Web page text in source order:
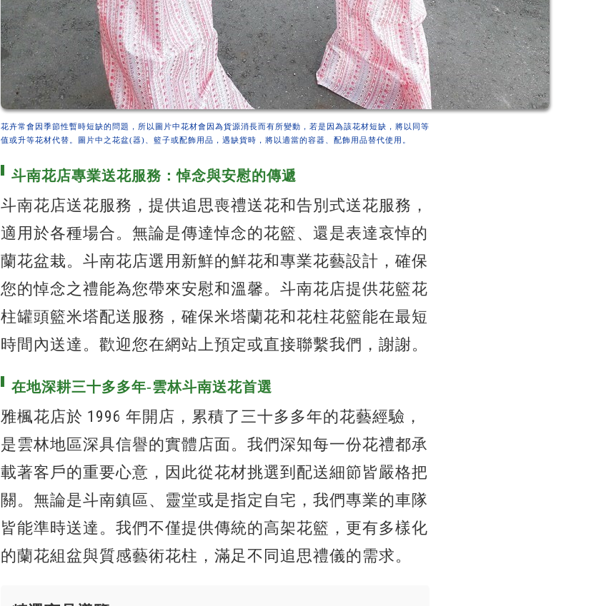
花卉常會因季節性暫時短缺的問題，所以圖片中花材會因為貨源消長而有所變動，若是因為該花材短缺，將以同等
值或升等花材代替。圖片中之花盆(器)、籃子或配飾用品，遇缺貨時，將以適當的容器、配飾用品替代使用。
斗南花店專業送花服務：悼念與安慰的傳遞
斗南花店送花服務，提供追思喪禮送花和告別式送花服務，
適用於各種場合。無論是傳達悼念的花籃、還是表達哀悼的
蘭花盆栽。斗南花店選用新鮮的鮮花和專業花藝設計，確保
您的悼念之禮能為您帶來安慰和溫馨。斗南花店提供花籃花
柱罐頭籃米塔配送服務，確保米塔蘭花和花柱花籃能在最短
時間內送達。歡迎您在網站上預定或直接聯繫我們，謝謝。
在地深耕三十多多年-雲林斗南送花首選
雅楓花店於 1996 年開店，累積了三十多多年的花藝經驗，
是雲林地區深具信譽的實體店面。我們深知每一份花禮都承
載著客戶的重要心意，因此從花材挑選到配送細節皆嚴格把
關。無論是斗南鎮區、靈堂或是指定自宅，我們專業的車隊
皆能準時送達。我們不僅提供傳統的高架花籃，更有多樣化
的蘭花組盆與質感藝術花柱，滿足不同追思禮儀的需求。